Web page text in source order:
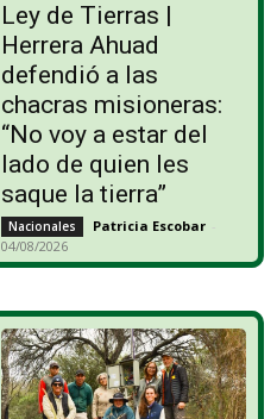
Ley de Tierras |
Herrera Ahuad
defendió a las
chacras misioneras:
“No voy a estar del
lado de quien les
saque la tierra”
Nacionales Patricia Escobar -
04/08/2026